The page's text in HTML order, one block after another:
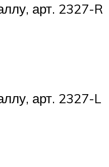
арт. 2327-R
арт. 2327-L